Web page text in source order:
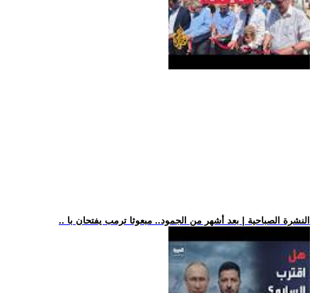
.. النشرة الصباحية | بعد أشهر من الجمود.. مبعوثا ترمب يفتحان با